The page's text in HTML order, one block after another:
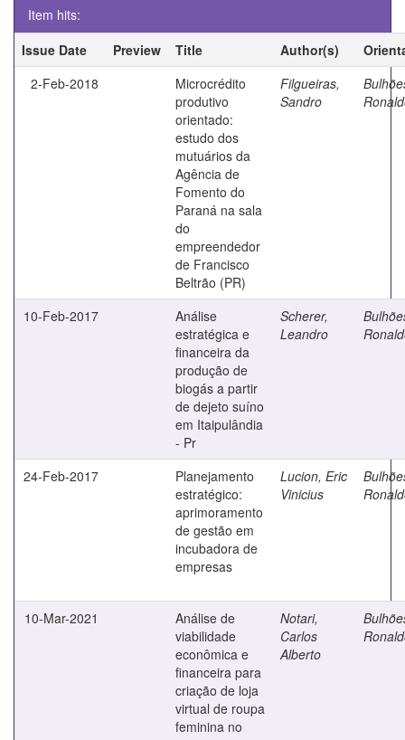
Item hits:
Issue Date
Preview Title Author(s)
2-Feb-2018
Microcrédito
produtivo
orientado:
estudo dos
mutuários da
Agência de
Fomento do
Paraná na sala
do
empreendedor
de Francisco
Beltrão (PR)
Filgueiras,
Sandro
10-Feb-2017
Análise
estratégica e
financeira da
produção de
biogás a partir
de dejeto suíno
em Itaipulândia
- Pr
Scherer,
Leandro
24-Feb-2017
Planejamento
estratégico:
aprimoramento
de gestão em
incubadora de
empresas
Lucion, Eric
Vinicius
10-Mar-2021
Análise de
viabilidade
econômica e
financeira para
criação de loja
virtual de roupa
feminina no
Notari,
Carlos
Alberto